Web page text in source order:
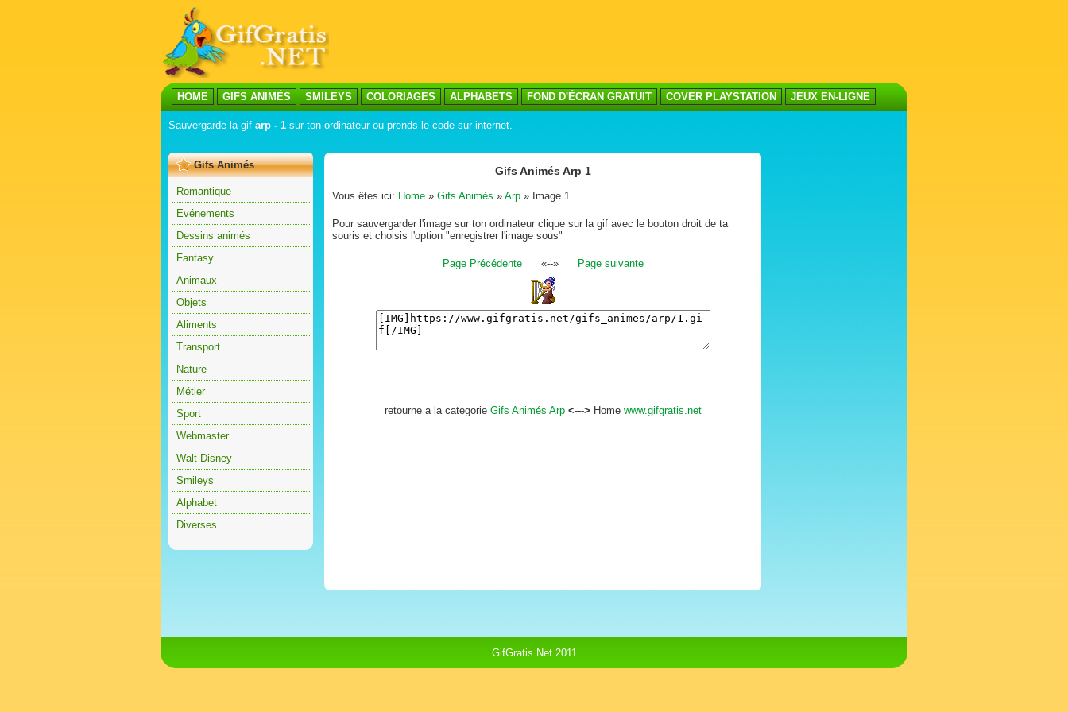
HOME GIFS ANIMÉS SMILEYS COLORIAGES ALPHABETS FOND D'ÉCRAN GRATUIT COVER PLAYSTATION JEUX EN-LIGNE
Sauvergarde la gif arp - 1 sur ton ordinateur ou prends le code sur internet.
Gifs Animés
Romantique
Evénements
Dessins animés
Fantasy
Animaux
Objets
Aliments
Transport
Nature
Métier
Sport
Webmaster
Walt Disney
Smileys
Alphabet
Diverses
Gifs Animés Arp 1
Vous êtes ici: Home » Gifs Animés » Arp » Image 1
Pour sauvergarder l'image sur ton ordinateur clique sur la gif avec le bouton droit de ta
souris et choisis l'option "enregistrer l'image sous"
Page Précédente«--» Page suivante
retourne a la categorie Gifs Animés Arp <---> Home www.gifgratis.net
GifGratis.Net 2011